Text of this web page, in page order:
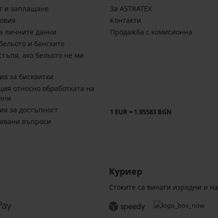
и заплащане
личните данни
и банските
ако бельото не ми
за бисквитки
относно обработката на
за достъпност
въпроси
За ASTRATEX
Контакти
Продажба с комисионна
1 EUR = 1.95583 BGN
Куриер
Стоките са винаги изрядни и